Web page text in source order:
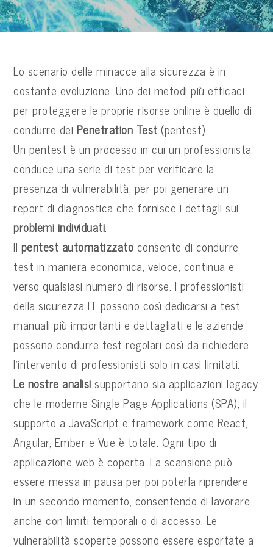
Lo scenario delle minacce alla sicurezza è in
costante evoluzione. Uno dei metodi più efficaci
per proteggere le proprie risorse online è quello di
condurre dei Penetration Test (pentest).
Un pentest è un processo in cui un professionista
conduce una serie di test per verificare la
presenza di vulnerabilità, per poi generare un
report di diagnostica che fornisce i dettagli sui
problemi individuati.
Il pentest automatizzato consente di condurre
test in maniera economica, veloce, continua e
verso qualsiasi numero di risorse. I professionisti
della sicurezza IT possono così dedicarsi a test
manuali più importanti e dettagliati e le aziende
possono condurre test regolari così da richiedere
l’intervento di professionisti solo in casi limitati.
Le nostre analisisupportano sia applicazioni legacy
che le moderne Single Page Applications (SPA); il
supporto a JavaScript e framework come React,
Angular, Ember e Vue è totale. Ogni tipo di
applicazione web è coperta. La scansione può
essere messa in pausa per poi poterla riprendere
in un secondo momento, consentendo di lavorare
anche con limiti temporali o di accesso. Le
vulnerabilità scoperte possono essere esportate a